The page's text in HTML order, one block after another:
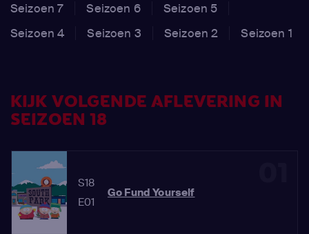
Seizoen 7
Seizoen 6
Seizoen 5
Seizoen 4
Seizoen 3 Seizoen 2 Seizoen 1
KIJK VOLGENDE AFLEVERING IN
SEIZOEN 18
S18
E01
Go Fund Yourself